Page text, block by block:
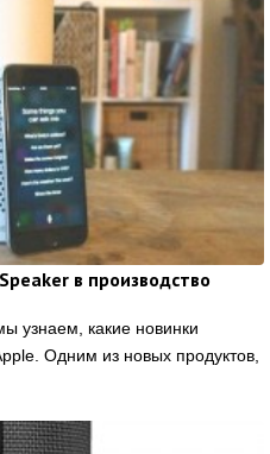
в производство
узнаем, какие новинки
Одним из новых продуктов,